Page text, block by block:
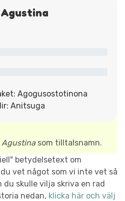
Agogusostotinona
Anitsuga
Agustinasom tilltalsnamn.
betydelsetext om
vet något som vi inte vet så
skulle vilja skriva en rad
nedan, klicka här och välj